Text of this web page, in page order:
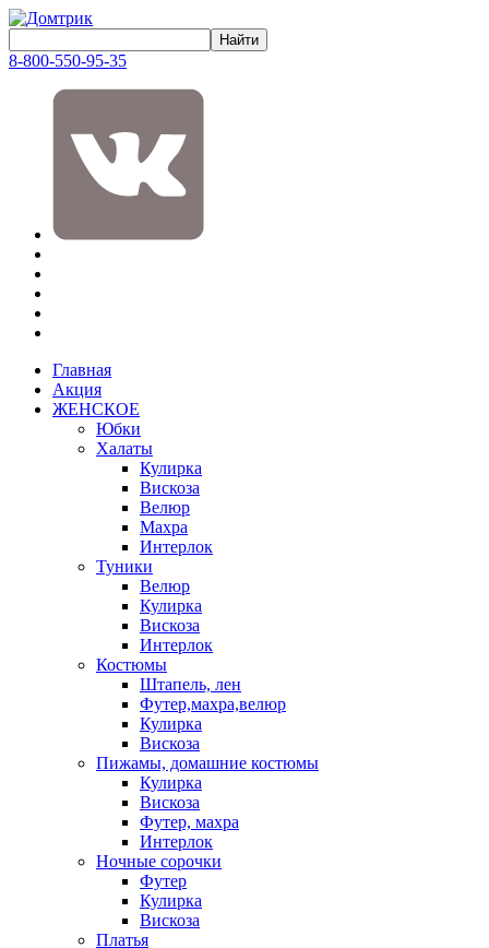
8-800-550-95-35
Главная
Акция
ЖЕНСКОЕ
Юбки
Халаты
Кулирка
Вискоза
Велюр
Махра
Интерлок
Туники
Велюр
Кулирка
Вискоза
Интерлок
Костюмы
Штапель, лен
Футер,махра,велюр
Кулирка
Вискоза
Пижамы, домашние костюмы
Кулирка
Вискоза
Футер, махра
Интерлок
Ночные сорочки
Футер
Кулирка
Вискоза
Платья